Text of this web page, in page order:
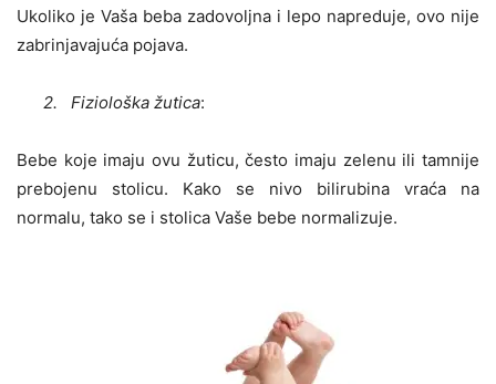
Ukoliko je Vaša beba zadovoljna i lepo napreduje, ovo nije
zabrinjavajuća pojava.
2. Fiziološka žutica:
Bebe koje imaju ovu žuticu, često imaju zelenu ili tamnije
prebojenu stolicu. Kako se nivo bilirubina vraća na
normalu, tako se i stolica Vaše bebe normalizuje.